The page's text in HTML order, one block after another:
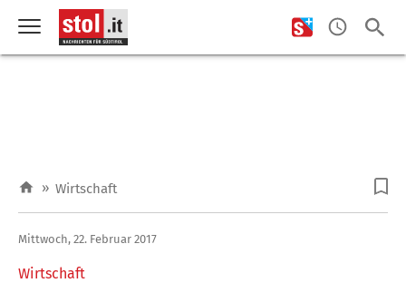
» Wirtschaft
Wirtschaft
Mittwoch, 22. Februar 2017